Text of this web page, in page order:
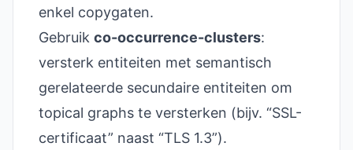
enkel copygaten.
Gebruik co-occurrence-clusters:
versterk entiteiten met semantisch
gerelateerde secundaire entiteiten om
topical graphs te versterken (bijv. “SSL-
certificaat” naast “TLS 1.3”).